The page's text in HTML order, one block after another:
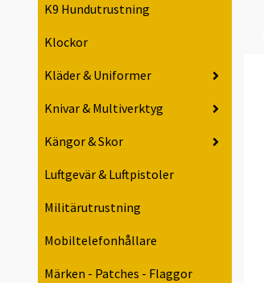
K9 Hundutrustning
Klockor
Kläder & Uniformer
Knivar & Multiverktyg
Kängor & Skor
Luftgevär & Luftpistoler
Militärutrustning
Mobiltelefonhållare
Märken - Patches - Flaggor